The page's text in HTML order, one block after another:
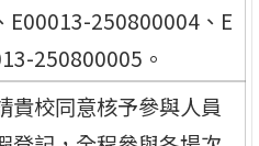
E00013-250800004、E
250800005。
貴校同意核予參與人員